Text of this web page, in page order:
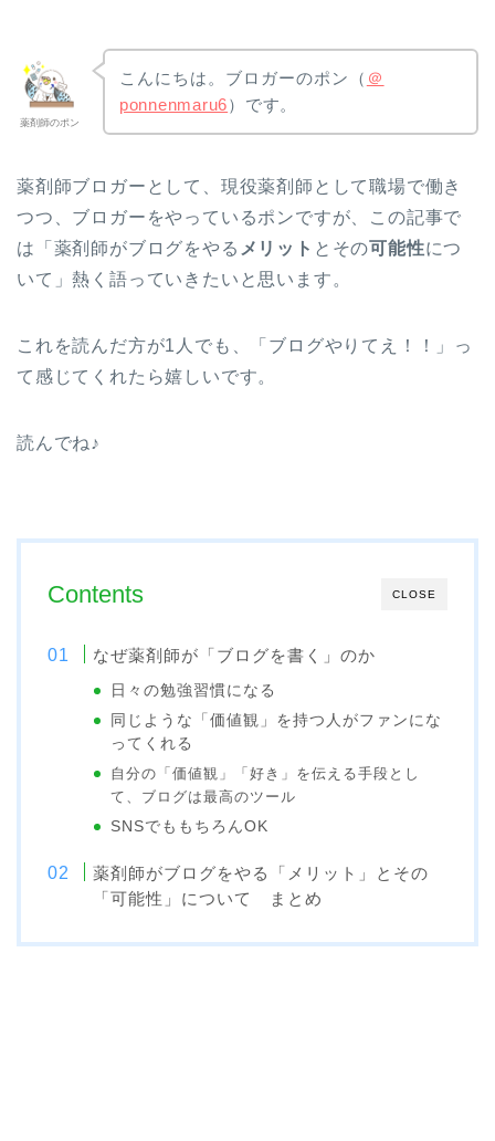
薬剤師のポン
こんにちは。ブロガーのポン（ ＠
ponnenmaru6）です。
薬剤師ブロガーとして、現役薬剤師として職場で働き
つつ、ブロガーをやっているポンですが、この記事で
は「薬剤師がブログをやる メリット とその可能性につ
いて」熱く語っていきたいと思います。
これを読んだ方が1人でも、「ブログやりてえ！！」っ
て感じてくれたら嬉しいです。
読んでね♪
CLOSE
Contents
なぜ薬剤師が「ブログを書く」のか
日々の勉強習慣になる
同じような「価値観」を持つ人がファンにな
ってくれる
自分の「価値観」「好き」を伝える手段とし
て、ブログは最高のツール
SNSでももちろんOK
薬剤師がブログをやる「メリット」とその
「可能性」について まとめ